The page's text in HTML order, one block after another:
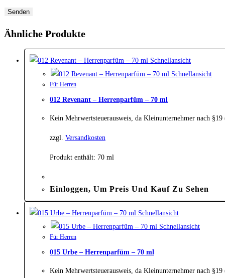
Ähnliche Produkte
Schnellansicht
Schnellansicht
Für Herren
012 Revenant – Herrenparfüm – 70 ml
Kein Mehrwertsteuerausweis, da Kleinunternehmer nach
zzgl. Versandkosten
Produkt enthält: 70 ml
Einloggen, Um Preis Und Kauf Zu Sehen
Schnellansicht
Schnellansicht
Für Herren
015 Urbe – Herrenparfüm – 70 ml
Kein Mehrwertsteuerausweis, da Kleinunternehmer nach